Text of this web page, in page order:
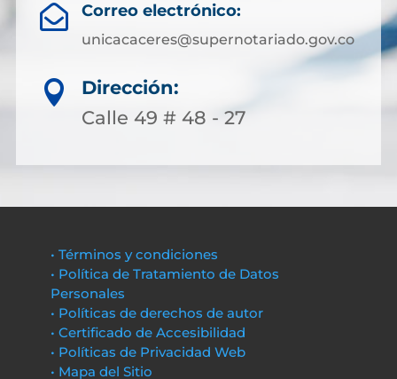
 Correo electrónico:
unicacaceres@supernotariado.gov.co

Dirección:
Calle 49 # 48 - 27
• Términos y condiciones
• Política de Tratamiento de Datos
Personales
• Políticas de derechos de autor
• Certificado de Accesibilidad
• Políticas de Privacidad Web
• Mapa del Sitio